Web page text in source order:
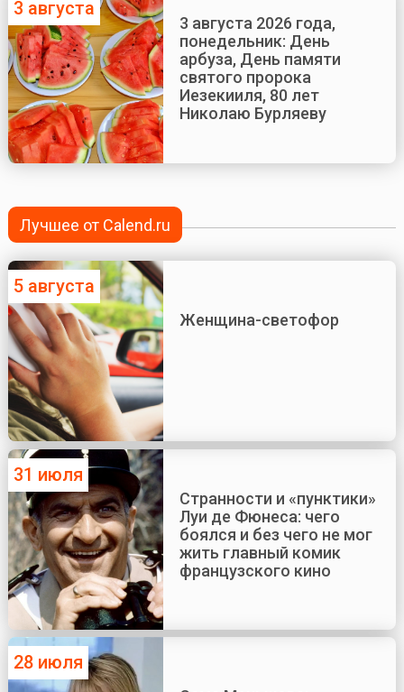
3 августа
3 августа 2026 года,
понедельник: День
арбуза, День памяти
святого пророка
Иезекииля, 80 лет
Николаю Бурляеву
Лучшее от Calend.ru
5 августа
Женщина-светофор
31 июля
Странности и «пунктики»
Луи де Фюнеса: чего
боялся и без чего не мог
жить главный комик
французского кино
28 июля